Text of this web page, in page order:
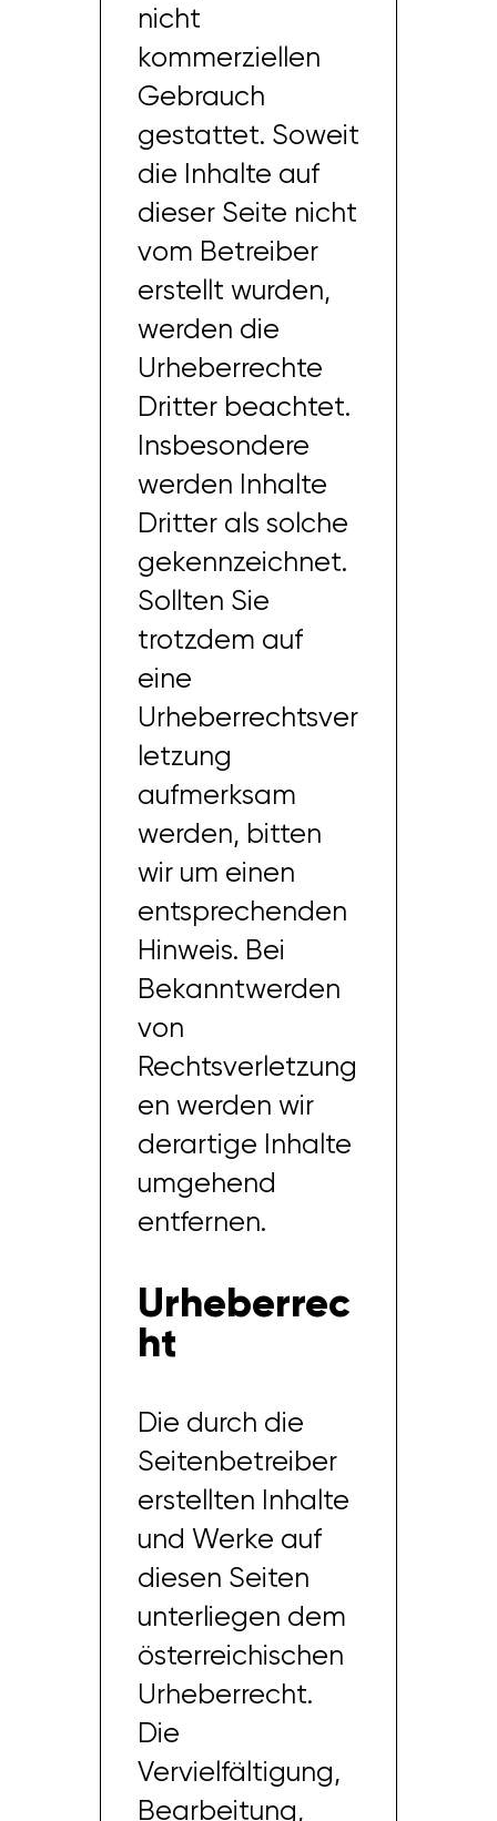
nicht
kommerziellen
Gebrauch
gestattet. Soweit
die Inhalte auf
dieser Seite nicht
vom Betreiber
erstellt wurden,
werden die
Urheberrechte
Dritter beachtet.
Insbesondere
werden Inhalte
Dritter als solche
gekennzeichnet.
Sollten Sie
trotzdem auf
eine
Urheberrechtsver
letzung
aufmerksam
werden, bitten
wir um einen
entsprechenden
Hinweis. Bei
Bekanntwerden
von
Rechtsverletzung
en werden wir
derartige Inhalte
umgehend
entfernen.
Urheberrec
ht
Die durch die
Seitenbetreiber
erstellten Inhalte
und Werke auf
diesen Seiten
unterliegen dem
österreichischen
Urheberrecht.
Die
Vervielfältigung,
Bearbeitung,